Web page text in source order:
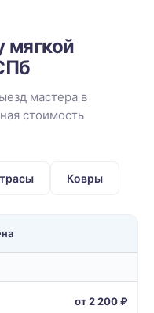
мягкой
мастера в
стоимость
Ковры
от 2 200 ₽